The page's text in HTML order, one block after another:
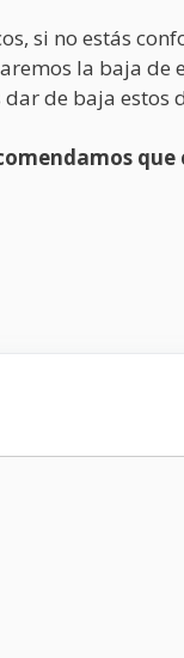
si no estás
la baja de
de baja estos